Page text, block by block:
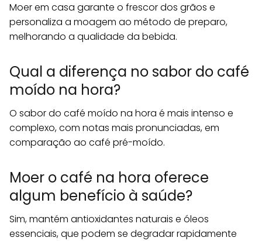
Moer em casa garante o frescor dos grãos e
personaliza a moagem ao método de preparo,
melhorando a qualidade da bebida.
Qual a diferença no sabor do café
moído na hora?
O sabor do café moído na hora é mais intenso e
complexo, com notas mais pronunciadas, em
comparação ao café pré-moído.
Moer o café na hora oferece
algum benefício à saúde?
Sim, mantém antioxidantes naturais e óleos
essenciais, que podem se degradar rapidamente